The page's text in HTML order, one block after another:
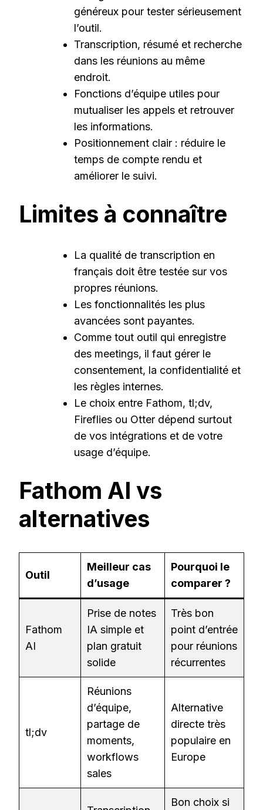
généreux pour tester sérieusement
l’outil.
Transcription, résumé et recherche
dans les réunions au même
endroit.
Fonctions d’équipe utiles pour
mutualiser les appels et retrouver
les informations.
Positionnement clair : réduire le
temps de compte rendu et
améliorer le suivi.
Limites à connaître
La qualité de transcription en
français doit être testée sur vos
propres réunions.
Les fonctionnalités les plus
avancées sont payantes.
Comme tout outil qui enregistre
des meetings, il faut gérer le
consentement, la confidentialité et
les règles internes.
Le choix entre Fathom, tl;dv,
Fireflies ou Otter dépend surtout
de vos intégrations et de votre
usage d’équipe.
Fathom AI vs
alternatives
Outil
Meilleur cas
d’usage
Pourquoi le
comparer ?
Fathom
AI
Prise de notes
IA simple et
plan gratuit
solide
Très bon
point d’entrée
pour réunions
récurrentes
tl;dv
Réunions
d’équipe,
partage de
moments,
workflows
sales
Alternative
directe très
populaire en
Europe
Bon choix si